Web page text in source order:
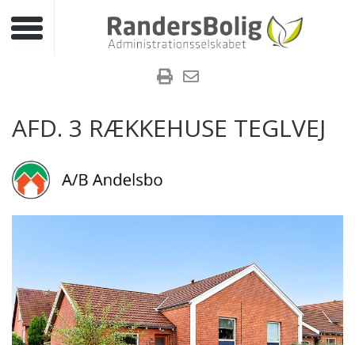
Toggle navigation
AFD. 3 RÆKKEHUSE TEGLVEJ